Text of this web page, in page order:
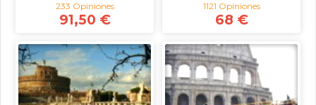
233 Opiniones
91,50 €
1121 Opiniones
68 €